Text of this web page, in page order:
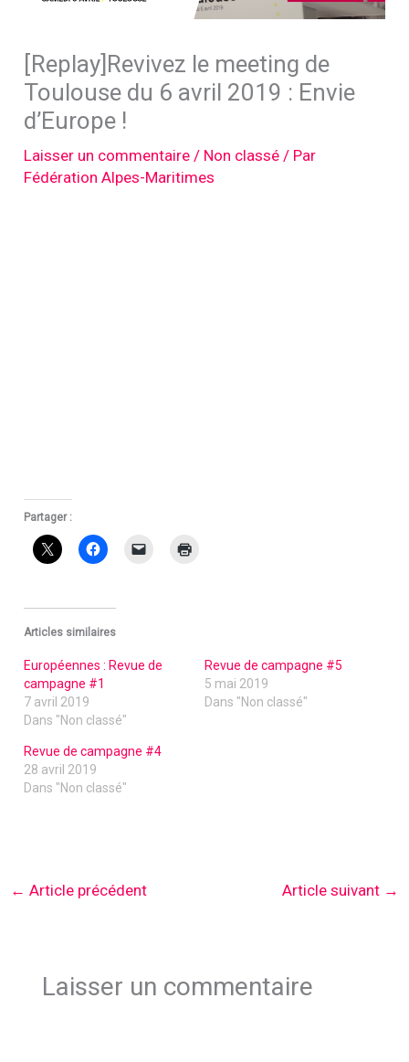
[Replay]Revivez le meeting de
Toulouse du 6 avril 2019 : Envie
d’Europe !
Laisser un commentaire / Non classé / Par
Fédération Alpes-Maritimes
Partager :
Articles similaires
Européennes : Revue de
campagne #1
7 avril 2019
Dans "Non classé"
Revue de campagne #5
5 mai 2019
Dans "Non classé"
Revue de campagne #4
28 avril 2019
Dans "Non classé"
← Article précédent Article suivant →
Laisser un commentaire